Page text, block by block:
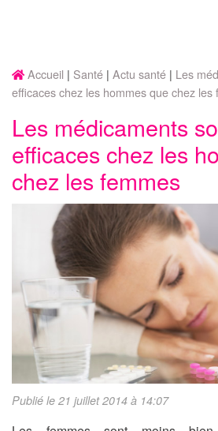
Accueil Santé Actu santé
Les
efficaces chez les hommes que chez les
Les médicaments
efficaces chez les
chez les femmes
Publié le 21 juillet 2014 à 14:07